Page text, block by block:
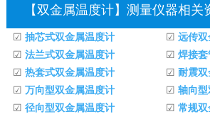
【双金属温度计】测量仪器相关
☑ 抽芯式双金属温度计 ☑ 远传
☑ 法兰式双金属温度计 ☑ 焊接
☑ 热套式双金属温度计 ☑ 耐震
☑ 万向型双金属温度计 ☑ 轴向
☑ 径向型双金属温度计 ☑ 常规